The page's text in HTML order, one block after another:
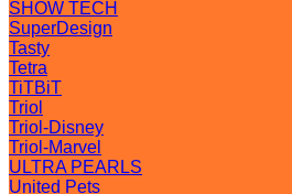
SHOW TECH
SuperDesign
Tasty
Tetra
TiTBiT
Triol
Triol-Disney
Triol-Marvel
ULTRA PEARLS
United Pets